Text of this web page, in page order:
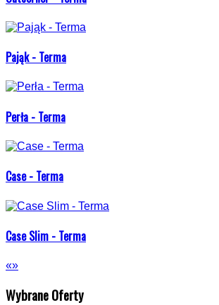
Pająk - Terma
Perła - Terma
Case - Terma
Case Slim - Terma
«»
Wybrane Oferty